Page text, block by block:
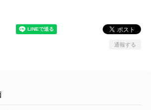
通報する